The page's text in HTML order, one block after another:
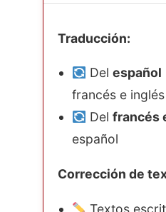
Traducción:
Delespañol
francés e inglés
Delfrancés
español
Corrección de
Textos